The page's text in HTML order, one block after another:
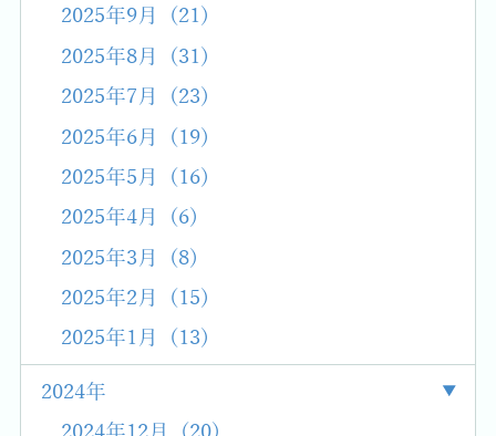
2025年9月 (21)
2025年8月 (31)
2025年7月 (23)
2025年6月 (19)
2025年5月 (16)
2025年4月 (6)
2025年3月 (8)
2025年2月 (15)
2025年1月 (13)
2024年